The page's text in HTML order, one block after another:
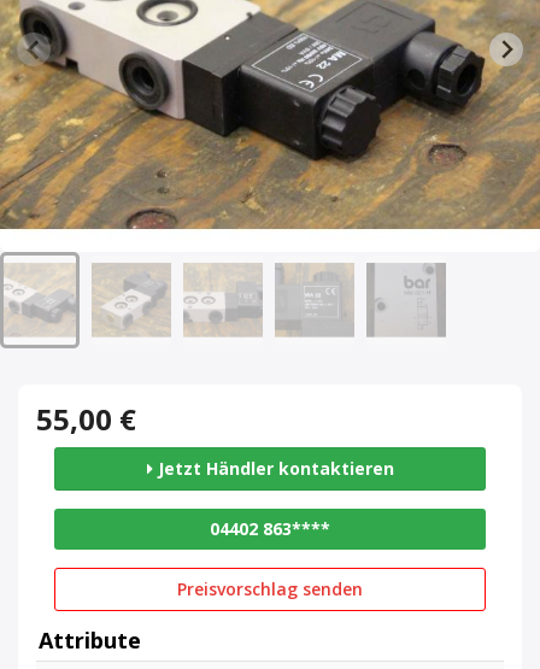
55,00 €
Jetzt Händler kontaktieren
04402 863****
Preisvorschlag senden
Attribute